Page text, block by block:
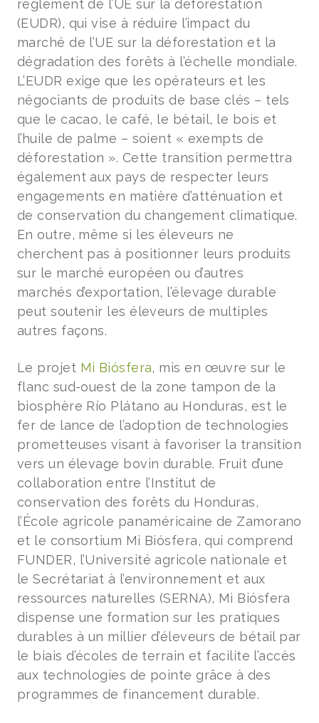
règlement de l’UE sur la déforestation
(EUDR), qui vise à réduire l’impact du
marché de l’UE sur la déforestation et la
dégradation des forêts à l’échelle mondiale.
L’EUDR exige que les opérateurs et les
négociants de produits de base clés – tels
que le cacao, le café, le bétail, le bois et
l’huile de palme – soient « exempts de
déforestation ». Cette transition permettra
également aux pays de respecter leurs
engagements en matière d’atténuation et
de conservation du changement climatique.
En outre, même si les éleveurs ne
cherchent pas à positionner leurs produits
sur le marché européen ou d’autres
marchés d’exportation, l’élevage durable
peut soutenir les éleveurs de multiples
autres façons.
Le projet Mi Biósfera, mis en œuvre sur le
flanc sud-ouest de la zone tampon de la
biosphère Río Plátano au Honduras, est le
fer de lance de l’adoption de technologies
prometteuses visant à favoriser la transition
vers un élevage bovin durable. Fruit d’une
collaboration entre l’Institut de
conservation des forêts du Honduras,
l’École agricole panaméricaine de Zamorano
et le consortium Mi Biósfera, qui comprend
FUNDER, l’Université agricole nationale et
le Secrétariat à l’environnement et aux
ressources naturelles (SERNA), Mi Biósfera
dispense une formation sur les pratiques
durables à un millier d’éleveurs de bétail par
le biais d’écoles de terrain et facilite l’accès
aux technologies de pointe grâce à des
programmes de financement durable.